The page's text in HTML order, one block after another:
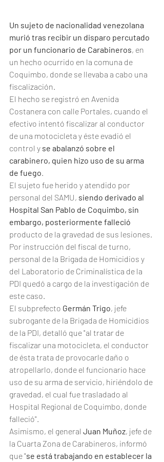
Un sujeto de nacionalidad venezolana
murió tras recibir un disparo percutado
por un funcionario de Carabineros, en
un hecho ocurrido en la comuna de
Coquimbo, donde se llevaba a cabo una
fiscalización.
El hecho se registró en Avenida
Costanera con calle Portales, cuando el
efectivo intentó fiscalizar al conductor
de una motocicleta y éste evadió el
control y se abalanzó sobre el
carabinero, quien hizo uso de su arma
de fuego.
El sujeto fue herido y atendido por
personal del SAMU, siendo derivado al
Hospital San Pablo de Coquimbo, sin
embargo, posteriormente falleció
producto de la gravedad de sus lesiones.
Por instrucción del fiscal de turno,
personal de la Brigada de Homicidios y
del Laboratorio de Criminalística de la
PDI quedó a cargo de la investigación de
este caso.
El subprefecto Germán Trigo, jefe
subrogante de la Brigada de Homicidios
de la PDI, detalló que "al tratar de
fiscalizar una motocicleta, el conductor
de ésta trata de provocarle daño o
atropellarlo, donde el funcionario hace
uso de su arma de servicio, hiriéndolo de
gravedad, el cual fue trasladado al
Hospital Regional de Coquimbo, donde
falleció".
Asimismo, el general Juan Muñoz, jefe de
la Cuarta Zona de Carabineros, informó
que "se está trabajando en establecer la